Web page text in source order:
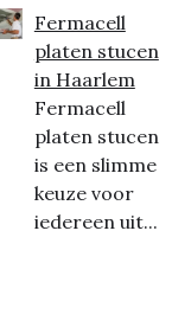
Fermacell
platen stucen
in Haarlem
Fermacell
platen stucen
is een slimme
keuze voor
iedereen uit...